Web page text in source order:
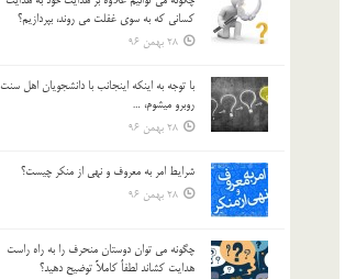
كساني كه به سوي غفلت مي روند، بپردازيم؟
28 بهمن 96
با توجه به اينكه اينجانب با دانشجويان اهل سنت
روبرو مي‎شوم، …
28 بهمن 96
شرايط امر به معروف و نهي از منكر چيست؟
28 بهمن 96
چگونه مي توان دوستان منحرف را به راه راست
هدايت كشاند لطفاٌ كاملاً توضيح دهيد؟